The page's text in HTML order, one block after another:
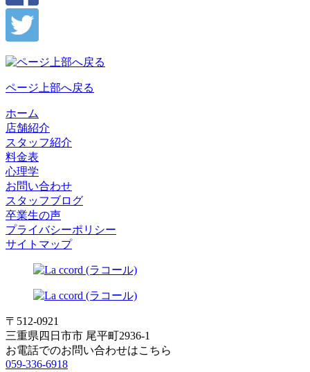
ページ上部へ戻る
ホーム
店舗紹介
スタッフ紹介
料金表
心理学
お問い合わせ
スタッフブログ
卒業生の声
プライバシーポリシー
サイトマップ
〒512-0921
三重県四日市市 尾平町2936-1
お電話でのお問い合わせはこちら
059-336-6918